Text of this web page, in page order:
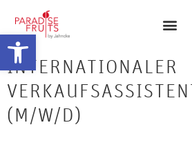
Abrir barra de herramientas
INTERNATIONALER
VERKAUFSASSISTENT
(M/W/D)